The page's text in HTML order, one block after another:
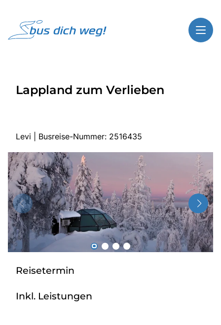
Highlights
Kontakt
Start
Busreisen
Bus mieten
Gutscheinshop
Über bus dich weg!
Radio!
Lappland zum Verlieben
Levi | Busreise-Nummer: 2516435
Reisetermin
Inkl. Leistungen